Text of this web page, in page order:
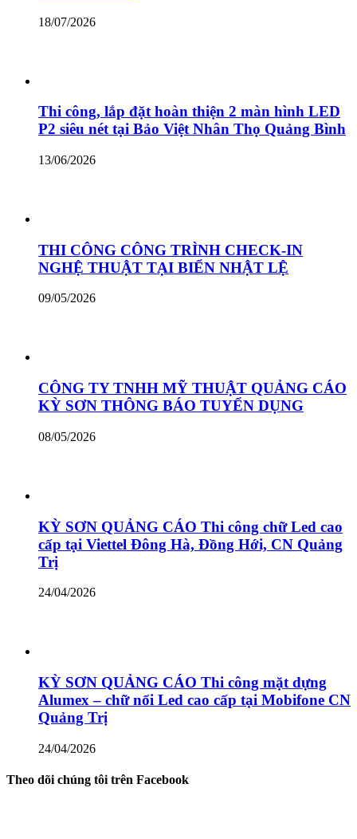
18/07/2026
Thi công, lắp đặt hoàn thiện 2 màn hình LED
P2 siêu nét tại Bảo Việt Nhân Thọ Quảng Bình
13/06/2026
THI CÔNG CÔNG TRÌNH CHECK-IN
NGHỆ THUẬT TẠI BIỂN NHẬT LỆ
09/05/2026
CÔNG TY TNHH MỸ THUẬT QUẢNG CÁO
KỲ SƠN THÔNG BÁO TUYỂN DỤNG
08/05/2026
KỲ SƠN QUẢNG CÁO Thi công chữ Led cao
cấp tại Viettel Đông Hà, Đồng Hới, CN Quảng
Trị
24/04/2026
KỲ SƠN QUẢNG CÁO Thi công mặt dựng
Alumex – chữ nổi Led cao cấp tại Mobifone CN
Quảng Trị
24/04/2026
Theo dõi chúng tôi trên Facebook